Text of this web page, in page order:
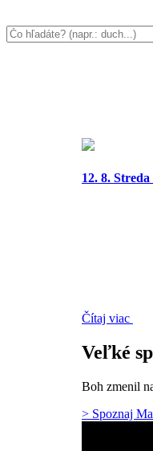
12. 8.
Čítaj viac
Veľké
Boh zmenil
> Spoznaj